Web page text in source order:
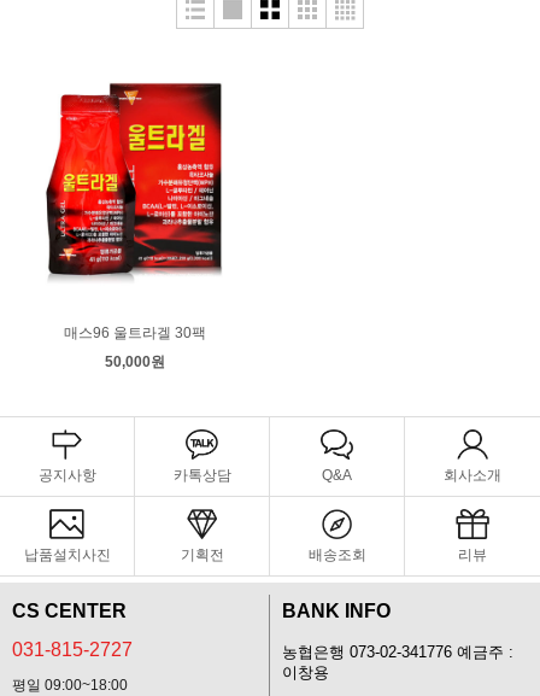
매스96 울트라겔 30팩
50,000원
공지사항 카톡상담 Q&A 회사소개
납품설치사진 기획전 배송조회 리뷰
CS CENTER
031-815-2727
평일 09:00~18:00
BANK INFO
농협은행 073-02-341776 예금주 :
이창용